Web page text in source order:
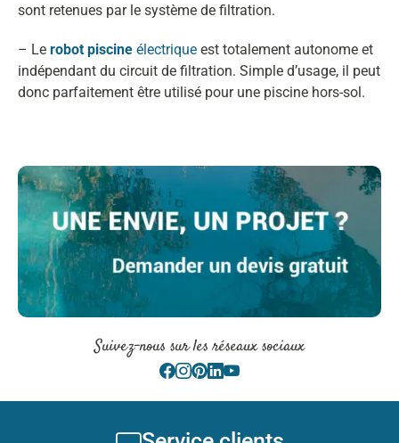
sont retenues par le système de filtration.
– Le robot piscine électrique est totalement autonome et
indépendant du circuit de filtration. Simple d’usage, il peut
donc parfaitement être utilisé pour une piscine hors-sol.
Suivez-nous sur les réseaux sociaux